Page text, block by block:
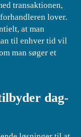
transaktionen,
lover.
at man
til enhver tid vil
man søger et
dag-